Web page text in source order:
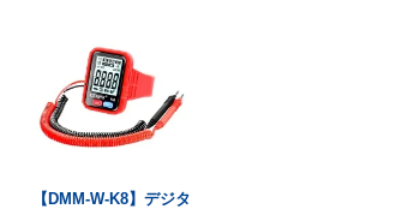
【DMM-W-K8】デジタ